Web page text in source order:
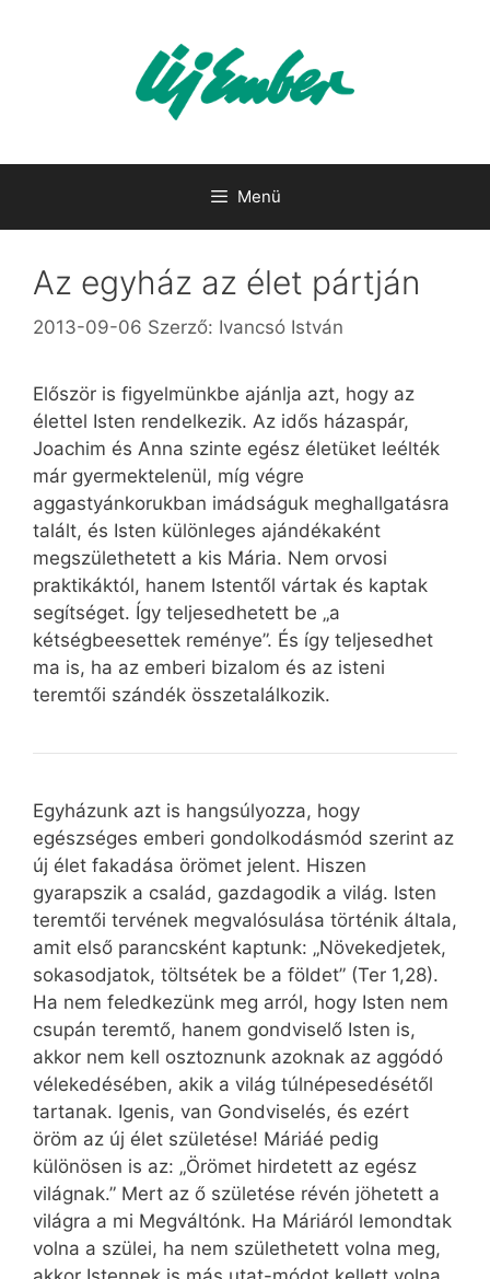
Menü
Az egyház az élet pártján
2013-09-06 Szerző: Ivancsó István
Először is figyelmünkbe ajánlja azt, hogy az
élettel Isten rendelkezik. Az idős házaspár,
Joachim és Anna szinte egész életüket leélték
már gyermektelenül, míg végre
aggastyánkorukban imádságuk meghallgatásra
talált, és Isten különleges ajándékaként
megszülethetett a kis Mária. Nem orvosi
praktikáktól, hanem Istentől vártak és kaptak
segítséget. Így teljesedhetett be „a
kétségbeesettek reménye”. És így teljesedhet
ma is, ha az emberi bizalom és az isteni
teremtői szándék összetalálkozik.
Egyházunk azt is hangsúlyozza, hogy
egészséges emberi gondolkodásmód szerint az
új élet fakadása örömet jelent. Hiszen
gyarapszik a család, gazdagodik a világ. Isten
teremtői tervének megvalósulása történik általa,
amit első parancsként kaptunk: „Növekedjetek,
sokasodjatok, töltsétek be a földet” (Ter 1,28).
Ha nem feledkezünk meg arról, hogy Isten nem
csupán teremtő, hanem gondviselő Isten is,
akkor nem kell osztoznunk azoknak az aggódó
vélekedésében, akik a világ túlnépesedésétől
tartanak. Igenis, van Gondviselés, és ezért
öröm az új élet születése! Máriáé pedig
különösen is az: „Örömet hirdetett az egész
világnak.” Mert az ő születése révén jöhetett a
világra a mi Megváltónk. Ha Máriáról lemondtak
volna a szülei, ha nem születhetett volna meg,